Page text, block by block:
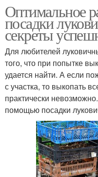
Оптимальное
посадки
секреты
Для любителей
того, что при попытке
удается найти. А если
с участка, то выкопать
практически
помощью посадки